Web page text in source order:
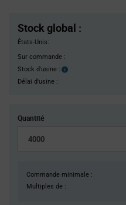
Stock global :
États-Unis:
Sur commande :
Stock d'usine :
Stock
Délai d'usine :
Quantité
Commande minimale :
Multiples de :